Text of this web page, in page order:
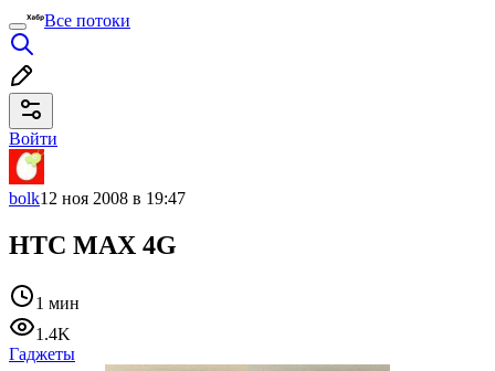
Все потоки
Войти
bolk12 ноя 2008 в 19:47
HTC MAX 4G
1 мин
1.4K
Гаджеты